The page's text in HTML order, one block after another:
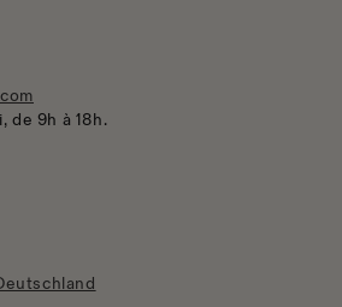
de 9h à 18h.